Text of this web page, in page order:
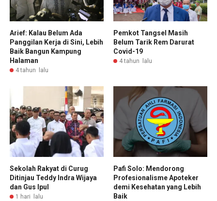
Arief: Kalau Belum Ada
Panggilan Kerja di Sini, Lebih
Baik Bangun Kampung
Halaman
4 tahun lalu
Pemkot Tangsel Masih
Belum Tarik Rem Darurat
Covid-19
4 tahun lalu
Sekolah Rakyat di Curug
Ditinjau Teddy Indra Wijaya
dan Gus Ipul
1 hari lalu
Pafi Solo: Mendorong
Profesionalisme Apoteker
demi Kesehatan yang Lebih
Baik